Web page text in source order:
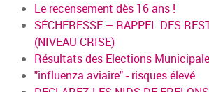
Le recensement dès 16 ans !
SÉCHERESSE – RAPPEL DES
(NIVEAU CRISE)
Résultats des Elections
"influenza aviaire" - risques élevé